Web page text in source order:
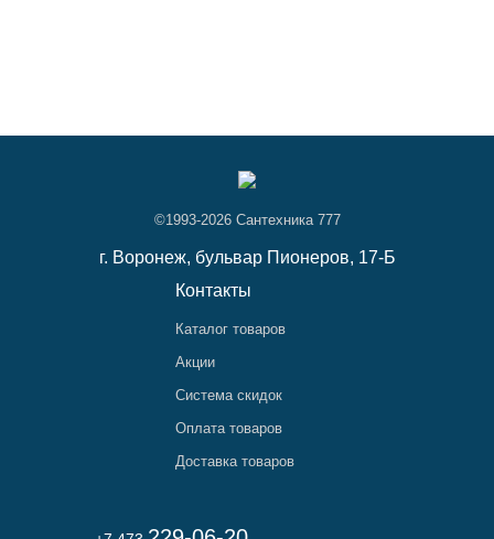
©1993-2026 Сантехника 777
г. Воронеж, бульвар Пионеров, 17-Б
Контакты
Каталог товаров
Акции
Система скидок
Оплата товаров
Доставка товаров